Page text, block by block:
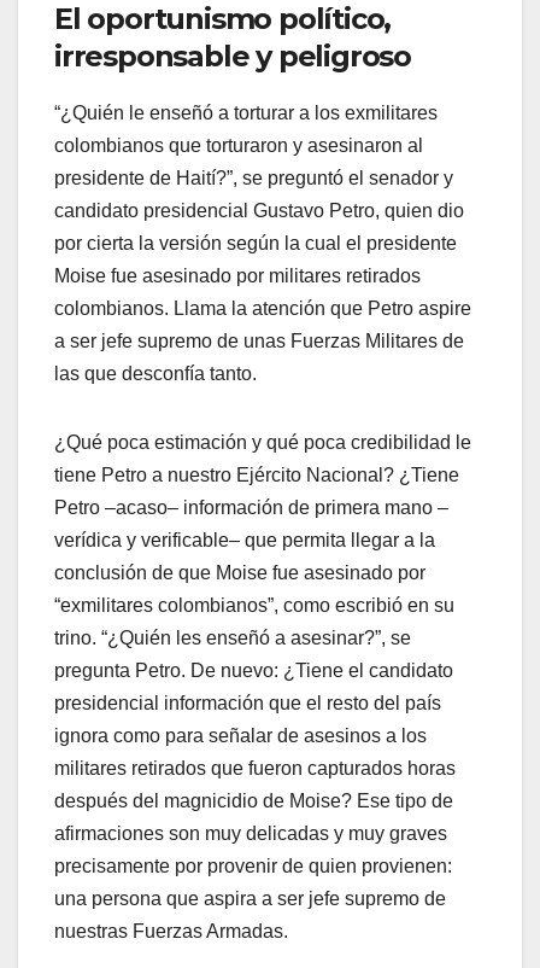
El oportunismo político,
irresponsable y peligroso
“¿Quién le enseñó a torturar a los exmilitares
colombianos que torturaron y asesinaron al
presidente de Haití?”, se preguntó el senador y
candidato presidencial Gustavo Petro, quien dio
por cierta la versión según la cual el presidente
Moise fue asesinado por militares retirados
colombianos. Llama la atención que Petro aspire
a ser jefe supremo de unas Fuerzas Militares de
las que desconfía tanto.
¿Qué poca estimación y qué poca credibilidad le
tiene Petro a nuestro Ejército Nacional? ¿Tiene
Petro –acaso– información de primera mano –
verídica y verificable– que permita llegar a la
conclusión de que Moise fue asesinado por
“exmilitares colombianos”, como escribió en su
trino. “¿Quién les enseñó a asesinar?”, se
pregunta Petro. De nuevo: ¿Tiene el candidato
presidencial información que el resto del país
ignora como para señalar de asesinos a los
militares retirados que fueron capturados horas
después del magnicidio de Moise? Ese tipo de
afirmaciones son muy delicadas y muy graves
precisamente por provenir de quien provienen:
una persona que aspira a ser jefe supremo de
nuestras Fuerzas Armadas.